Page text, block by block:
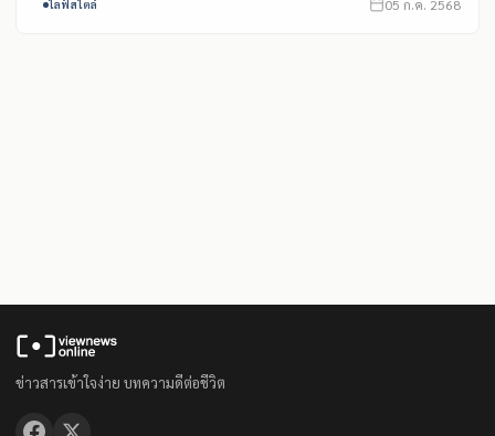
ไลฟ์สไตล์ 05 ก.ค. 2568
ข่าวสารเข้าใจง่าย บทความดีต่อชีวิต